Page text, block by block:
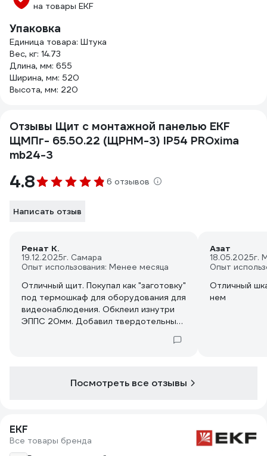
на товары EKF
Упаковка
Единица товара: Штука
Вес, кг: 14.73
Длина, мм: 655
Ширина, мм: 520
Высота, мм: 220
Отзывы Щит с монтажной панелью EKF
ЩМПг- 65.50.22 (ЩРНМ-3) IP54 PROxima
mb24-3
4.8 6 отзывов
Написать отзыв
Ренат К.
19.12.2025г. Самара
Опыт использования: Менее месяца
Отличный щит. Покупал как "заготовку"
под термошкаф для оборудования для
видеонаблюдения. Обклеил изнутри
ЭППС 20мм. Добавил твердотельный
Азат
18.05.2025г.
Опыт
Отличный
нем
Посмотреть все отзывы
EKF
Все товары бренда